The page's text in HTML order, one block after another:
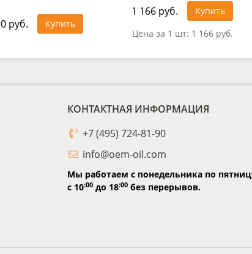
0 руб. Купить
1 166 руб.
Купить
Цена за 1 шт: 1 166 руб.
КОНТАКТНАЯ ИНФОРМАЦИЯ
+7 (495) 724-81-90
info@oem-oil.com
Мы работаем с понедельника по
с 10:00до 18:00без перерывов.